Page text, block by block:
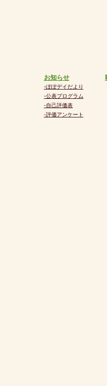
お知らせ
-ぽぽデイだより
-公表プログラム
-自己評価表
-評価アンケート